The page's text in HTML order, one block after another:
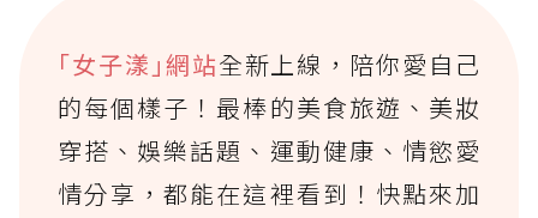
｢女子漾｣網站全新上線，陪你愛自己
的每個樣子！最棒的美食旅遊、美妝
穿搭、娛樂話題、運動健康、情慾愛
情分享，都能在這裡看到！快點來加